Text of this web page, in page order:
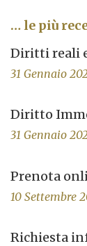
… le più
Diritti reali
31 Gennaio
Diritto
31 Gennaio
Prenota
10 Settembre
Richiesta